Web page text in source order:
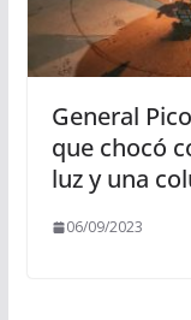
General
que chocó
luz y una
06/09/2023